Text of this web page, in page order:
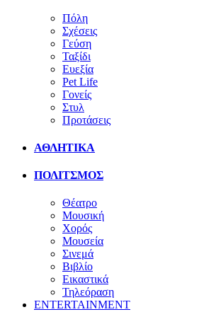
Πόλη
Σχέσεις
Γεύση
Ταξίδι
Ευεξία
Pet Life
Γονείς
Στυλ
Προτάσεις
ΑΘΛΗΤΙΚΑ
ΠΟΛΙΤΣΜΟΣ
Θέατρο
Μουσική
Χορός
Μουσεία
Σινεμά
Βιβλίο
Εικαστικά
Τηλεόραση
ENTERTAINMENT